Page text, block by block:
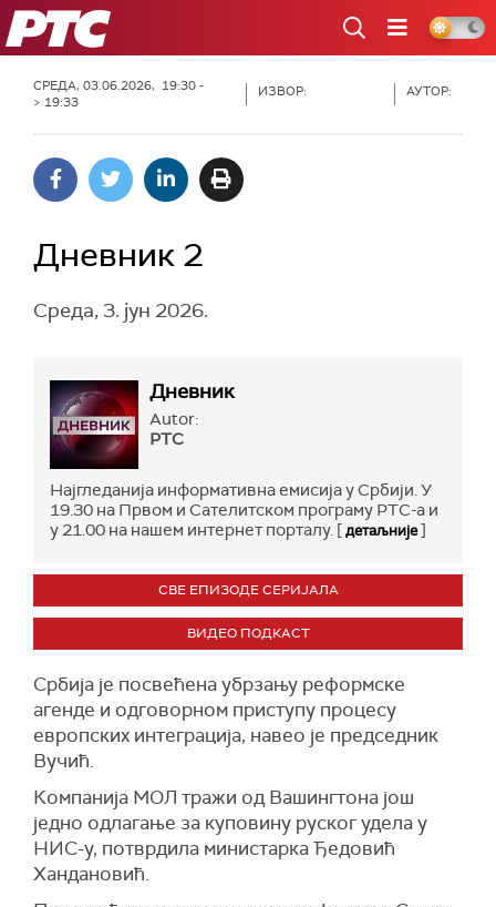
РТС
СРЕДА, 03.06.2026, 19:30 -
> 19:33
ИЗВОР: АУТОР:
Дневник 2
Среда, 3. јун 2026.
Дневник
Autor:
РТС
Најгледанија информативна емисија у Србији. У
19.30 на Првом и Сателитском програму РТС-а и
у 21.00 на нашем интернет порталу. [детаљније]
СВЕ ЕПИЗОДЕ СЕРИЈАЛА
ВИДЕО ПОДКАСТ
Србија је посвећена убрзању реформске
агенде и одговорном приступу процесу
европских интеграција, навео је председник
Вучић.
Компанија МОЛ тражи од Вашингтона још
једно одлагање за куповину руског удела у
НИС-у, потврдила министарка Ђедовић
Хандановић.